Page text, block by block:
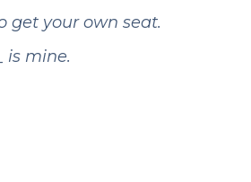
get your own seat.
is mine.